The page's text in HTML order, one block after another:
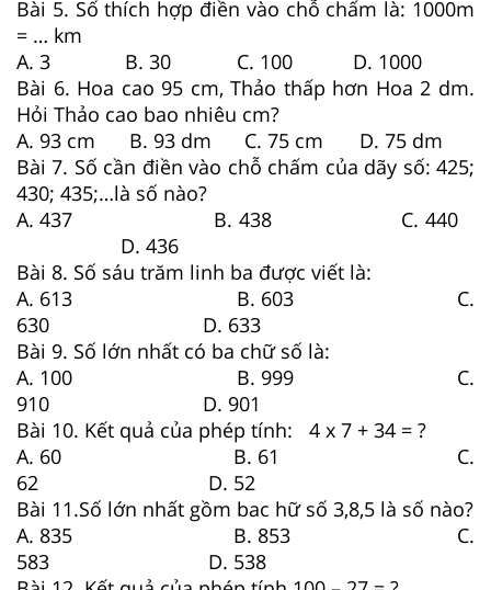
Bài 5. Số thích hợp điền vào chỗ chấm là: 1000m
= … km
A. 3
B. 30 C. 100
D. 1000
Bài 6. Hoa cao 95 cm, Thảo thấp hơn Hoa 2 dm.
Hỏi Thảo cao bao nhiêu cm?
A. 93 cm
B. 93 dm C. 75 cm
D. 75 dm
Bài 7. Số cần điền vào chỗ chấm của dãy số: 425;
430; 435;…là số nào?
A. 437 B. 438 C. 440
D. 436
Bài 8. Số sáu trăm linh ba được viết là:
A. 613 B. 603 C.
630 D. 633
Bài 9. Số lớn nhất có ba chữ số là:
A. 100 B. 999 C.
910 D. 901
Bài 10. Kết quả của phép tính: 4 x 7 + 34 = ?
A. 60 B. 61 C.
62 D. 52
Bài 11.Số lớn nhất gồm bac hữ số 3,8,5 là số nào?
A. 835 B. 853 C.
583 D. 538